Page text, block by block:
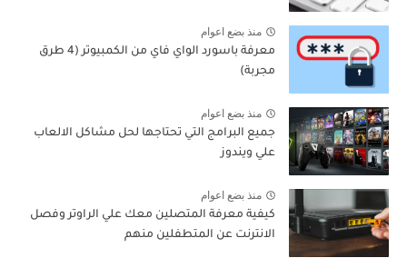
منذ بضع اعوام
معرفة باسورد الواي فاي من الكمبيوتر (4 طرق
مجربة)
منذ بضع اعوام
جميع البرامج التي تحتاجها لحل مشاكل الالعاب
علي ويندوز
منذ بضع اعوام
كيفية معرفة المتصلين معك علي الراوتر وفصل
الانترنت عن المتطفلين منهم